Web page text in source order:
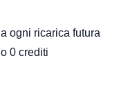
ogni ricarica futura
0 crediti